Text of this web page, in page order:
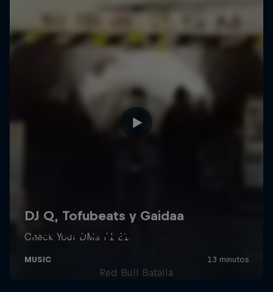
Red Bull Batalla Nueva Historia:
Red Bull Batalla